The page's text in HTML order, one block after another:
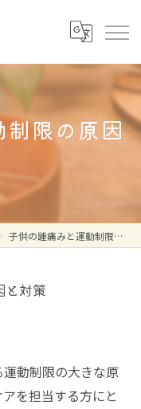
制限の原因
子供の踵痛みと運動制限の原因と対策
と対策
動制限の大きな原
を担当する方にと